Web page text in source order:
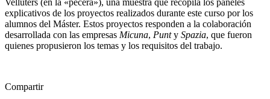
explicativos de los proyectos realizados durante este curso por los
alumnos del Máster. Estos proyectos responden a la colaboración
desarrollada con las empresas Micuna, Punty Spazia, que fueron
quienes propusieron los temas y los requisitos del trabajo.
Compartir